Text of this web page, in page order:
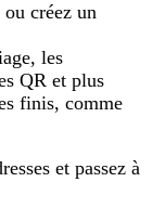
créez un
les
QR et plus
finis, comme
et passez à